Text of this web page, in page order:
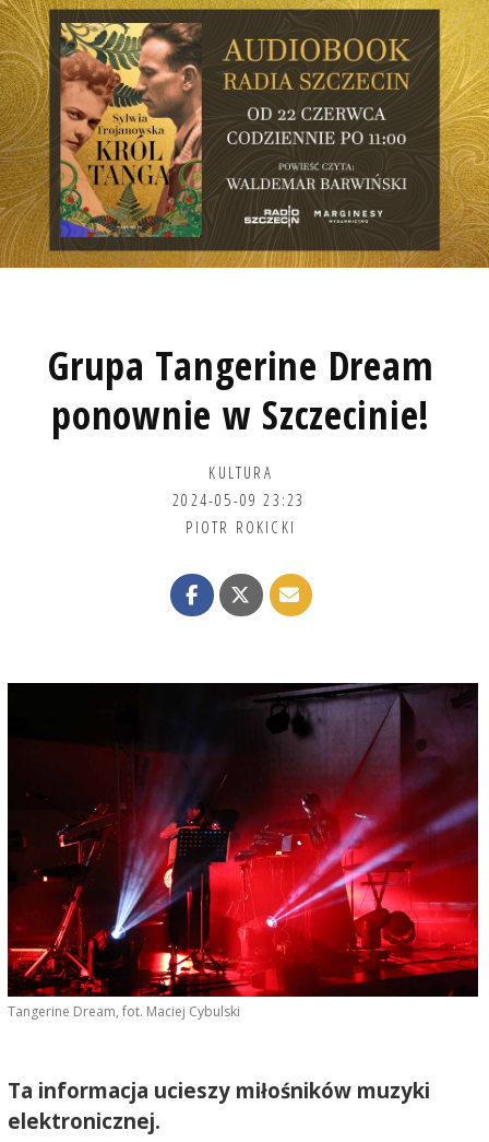
Grupa Tangerine Dream
ponownie w Szczecinie!
KULTURA
2024-05-09 23:23
PIOTR ROKICKI
Tangerine Dream, fot. Maciej Cybulski
Ta informacja ucieszy miłośników muzyki
elektronicznej.